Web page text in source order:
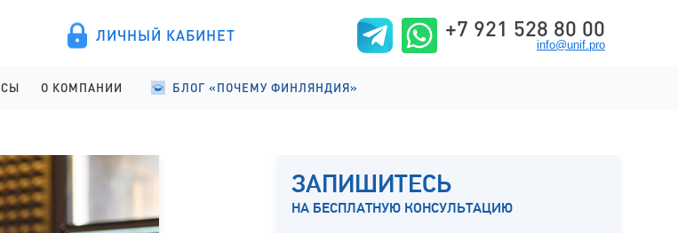
ЛИЧНЫЙ КАБИНЕТ +7 921 528 80 00
info@unif.pro
ДЛЯ ШКОЛЬНИКОВ
ДЛЯ СТАРШЕКЛАССНИКОВ
ДЛЯ ВЗРОСЛЫХ
О КОМПАНИИ
ПРАВОВЫЕ ДОКУМЕНТЫ
БЛОГ «ПОЧЕМУ ФИНЛЯНДИЯ»
СТУДЕНЧЕСКАЯ ЖИЗНЬЗАПИШИТЕСЬ
НА БЕСПЛАТНУЮ КОНСУЛЬТАЦИЮ